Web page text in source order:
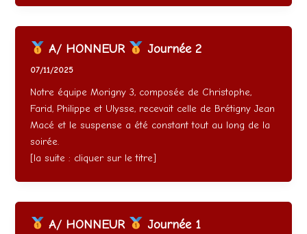
A/ HONNEUR Journée 2
07/11/2025
Notre équipe Morigny 3, composée de Christophe,
Farid, Philippe et Ulysse, recevait celle de Brétigny Jean
Macé et le suspense a été constant tout au long de la
soirée.
[la suite : cliquer sur le titre]
A/ HONNEUR Journée 1